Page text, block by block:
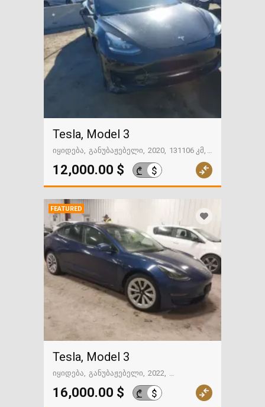
Tesla, Model 3
იყიდება განუბაჟებელი 2020 131106 კმ
გზაში. საქართველოსკენ
12,000.00 $ ₾ $
FEATURED
Tesla, Model 3
იყიდება განუბაჟებელი 2022
გზაში. საქართველოსკენ
16,000.00 $ ₾ $